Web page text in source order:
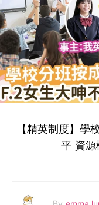
【精英制度】學
平 資源